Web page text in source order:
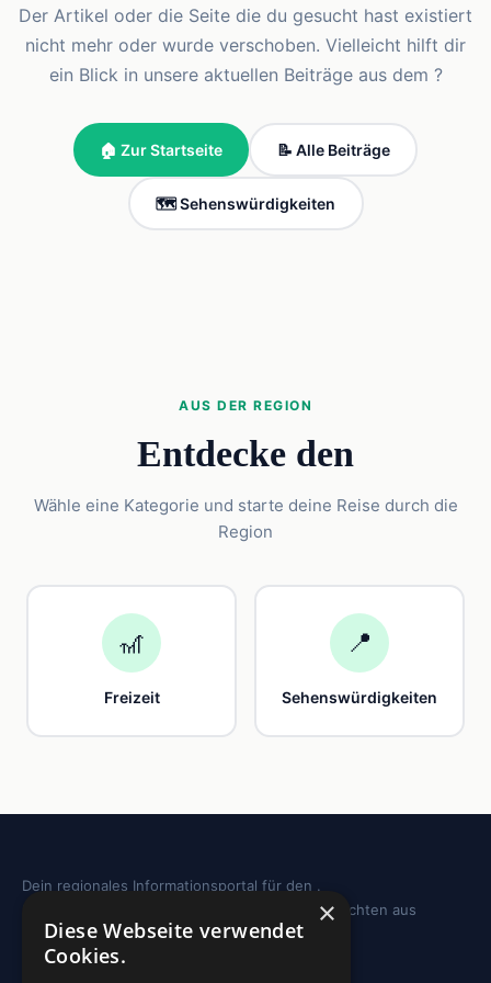
Der Artikel oder die Seite die du gesucht hast existiert
nicht mehr oder wurde verschoben. Vielleicht hilft dir
ein Blick in unsere aktuellen Beiträge aus dem ?
🏠 Zur Startseite 📝 Alle Beiträge
🗺️ Sehenswürdigkeiten
AUS DER REGION
Entdecke den
Wähle eine Kategorie und starte deine Reise durch die
Region
🎢
Freizeit
📍
Sehenswürdigkeiten
Dein regionales Informationsportal für den .
Sehenswürdigkeiten, Ausflugstipps und Geschichten aus
deiner Region.
×
Diese Webseite verwendet
Cookies.